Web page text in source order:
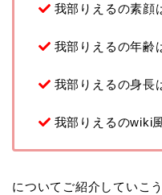
我部りえるの素顔
我部りえるの年齢
我部りえるの身長
我部りえるのwiki
についてご紹介していこ